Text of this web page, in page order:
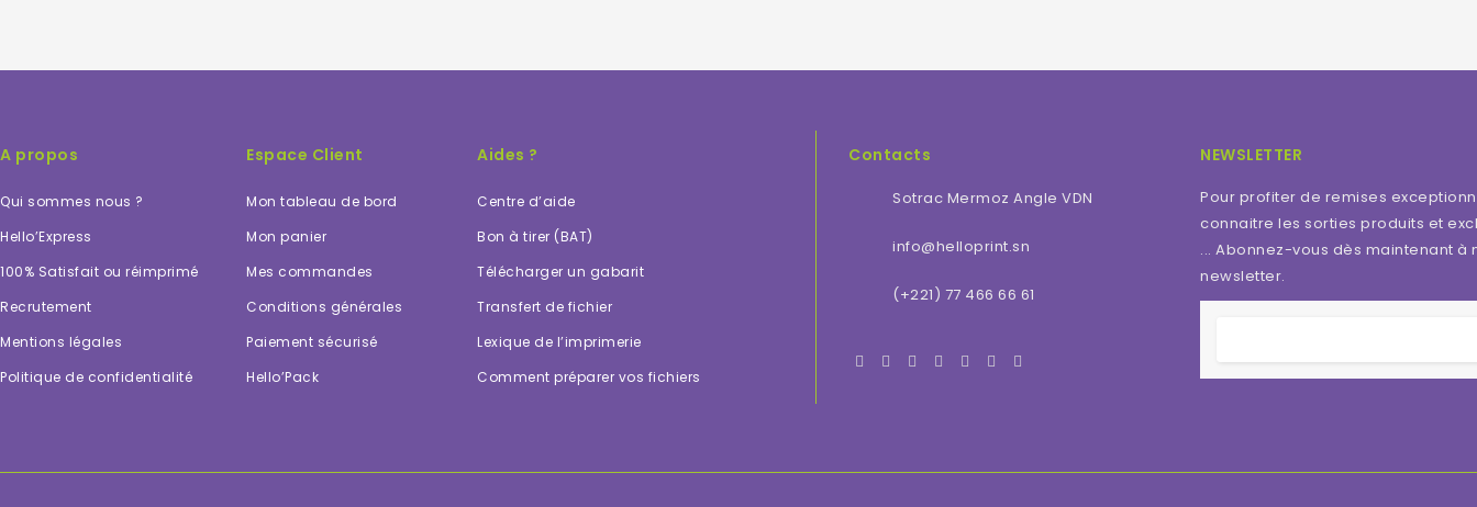
A propos
Qui sommes nous ?
Hello’Express
100% Satisfait ou réimprimé
Recrutement
Mentions légales
Politique de confidentialité
Espace Client
Mon tableau de bord
Mon panier
Mes commandes
Conditions générales
Paiement sécurisé
Hello’Pack
Aides ?
Centre d’aide
Bon à tirer (BAT)
Télécharger un gabarit
Transfert de fichier
Lexique de l’imprimerie
Comment préparer vos fichiers
Contacts
Sotrac Mermoz Angle VDN
info@helloprint.sn
(+221) 77 466 66 61
NEWSLETTER
Pour profiter de remises
connaitre les sorties produits et
... Abonnez-vous dès maintenant à
newsletter.